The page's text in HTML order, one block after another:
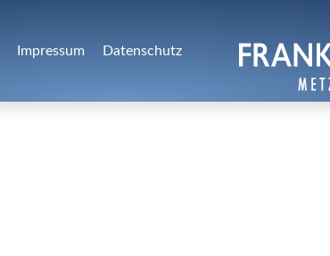
Impressum Datenschutz